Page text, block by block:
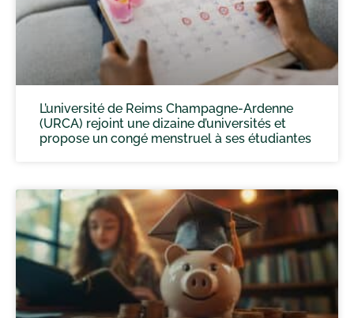
L’université de Reims Champagne-Ardenne
(URCA) rejoint une dizaine d’universités et
propose un congé menstruel à ses étudiantes